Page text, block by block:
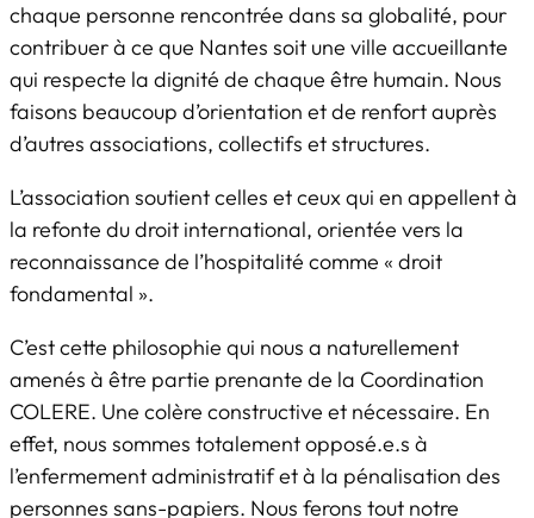
chaque personne rencontrée dans sa globalité, pour
contribuer à ce que Nantes soit une ville accueillante
qui respecte la dignité de chaque être humain. Nous
faisons beaucoup d’orientation et de renfort auprès
d’autres associations, collectifs et structures.
L’association soutient celles et ceux qui en appellent à
la refonte du droit international, orientée vers la
reconnaissance de l’hospitalité comme « droit
fondamental ».
C’est cette philosophie qui nous a naturellement
amenés à être partie prenante de la Coordination
COLERE. Une colère constructive et nécessaire. En
effet, nous sommes totalement opposé.e.s à
l’enfermement administratif et à la pénalisation des
personnes sans-papiers. Nous ferons tout notre